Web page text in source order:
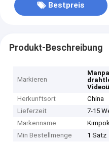
Bestpreis
Produkt-Beschreibung
Markieren
Herkunftsort
China
Lieferzeit
7-15
Markenname
Min Bestellmenge
1 Satz